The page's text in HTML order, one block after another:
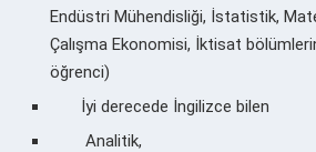
Endüstri Mühendisliği, İstatistik,
Çalışma Ekonomisi, İktisat
öğrenci)
İyi derecede İngilizce bilen
Analitik,